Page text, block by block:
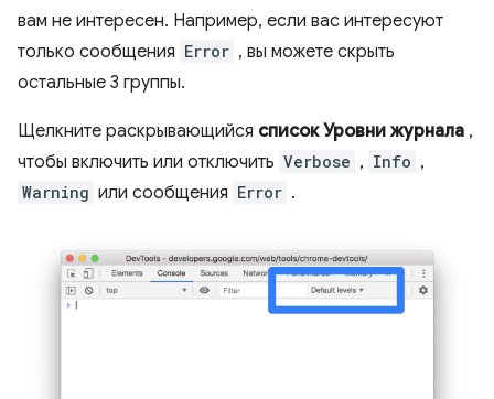
вам не интересен. Например, если вас интересуют
только сообщения Error , вы можете скрыть
остальные 3 группы.
Щелкните раскрывающийся список Уровни журнала ,
чтобы включить или отключить Verbose , Info ,
Warning или сообщения Error .